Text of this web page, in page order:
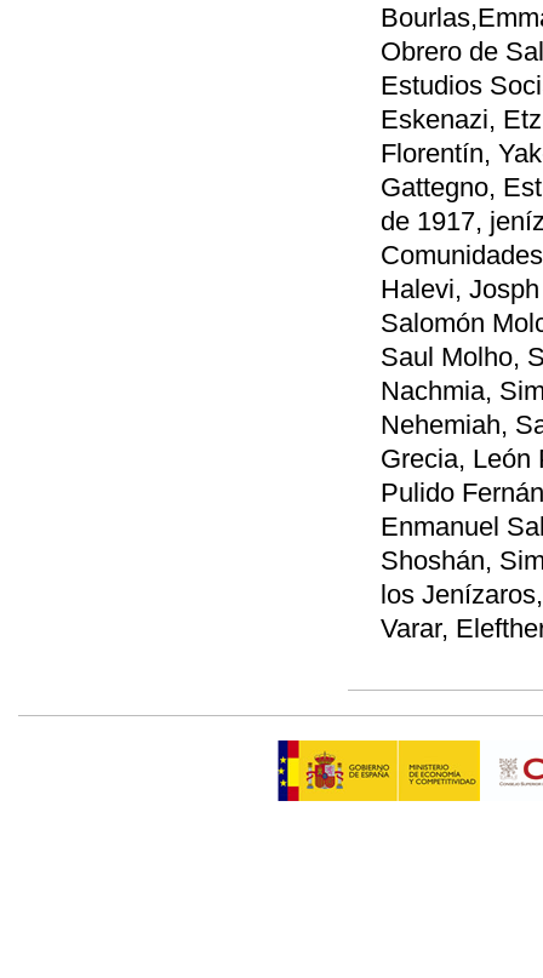
Obrero de
Estudios
Eskenazi,
Florentín,
Gattegno,
de 1917,
Halevi,
Salomón
Saul Molho,
Nachmia,
Nehemiah,
Grecia, León
Pulido
Enmanuel
Shoshán,
los
Varar,